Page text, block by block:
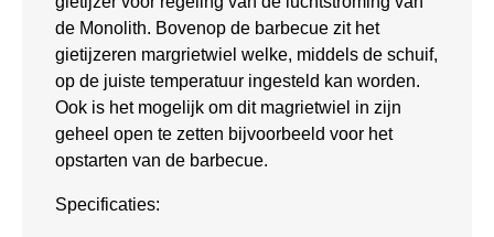
de Monolith. Bovenop de barbecue zit het
gietijzeren margrietwiel welke, middels de schuif,
op de juiste temperatuur ingesteld kan worden.
Ook is het mogelijk om dit magrietwiel in zijn
geheel open te zetten bijvoorbeeld voor het
opstarten van de barbecue.
Specificaties: